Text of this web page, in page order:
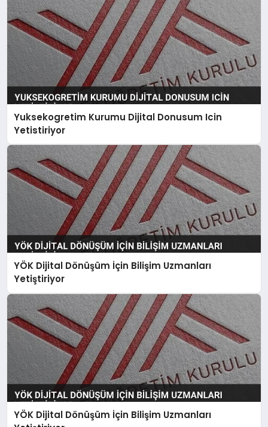
Yuksekogretim Kurumu Dijital Donusum Icin
Yetistiriyor
YÖK Dijital Dönüşüm İçin Bilişim Uzmanları
Yetiştiriyor
YÖK Dijital Dönüşüm İçin Bilişim Uzmanları